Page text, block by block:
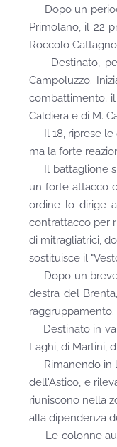
Dopo un
Primolano, il 22
Roccolo
Destinato, per
Campoluzzo.
combattimento;
Caldiera e di M.
Il 18, riprese le
ma la forte
Il battaglione si
un forte attacco
ordine lo dirige
contrattacco per
di mitragliatrici,
sostituisce il
Dopo un breve
destra del
raggruppamento.
Destinato in val
Laghi, di Martini,
Rimanendo in
dell'Astico, e
riuniscono nella
alla dipendenza
Le colonne